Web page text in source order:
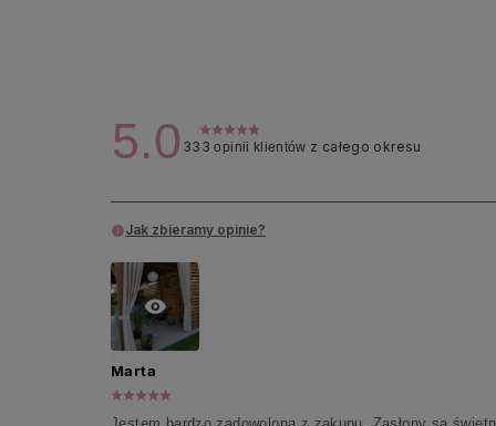
5.0 333 opinii klientów z całego okresu
Jak zbieramy opinie?
Marta